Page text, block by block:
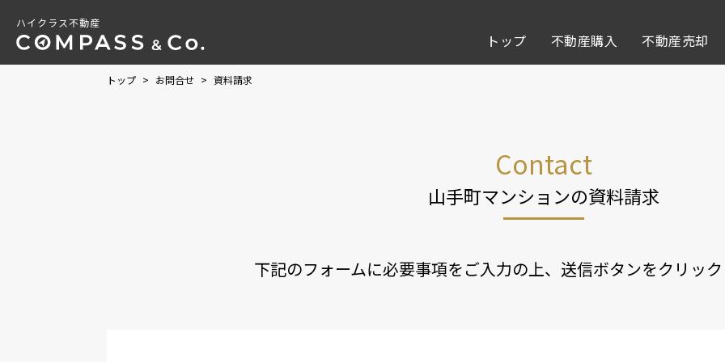
ハイクラス不動産
トップ 不動産購入 不動産売却
トップ > お問合せ > 資料請求
Contact
山手町マンションの資料請求
下記のフォームに必要事項をご入力の上、送信ボタンをクリッ